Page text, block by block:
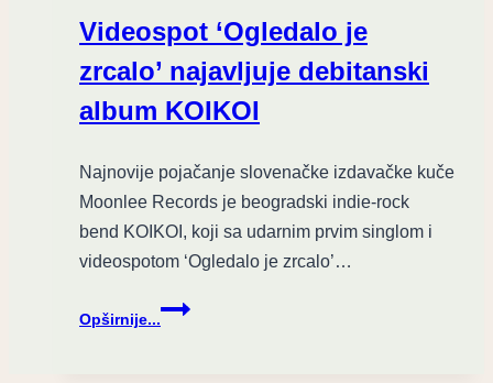
Las
Vegas
rezidencije
Videospot ‘Ogledalo je
zrcalo’ najavljuje debitanski
album KOIKOI
Najnovije pojačanje slovenačke izdavačke kuče
Moonlee Records je beogradski indie-rock
bend KOIKOI, koji sa udarnim prvim singlom i
videospotom ‘Ogledalo je zrcalo’…
Opširnije...
Videospot
‘Ogledalo